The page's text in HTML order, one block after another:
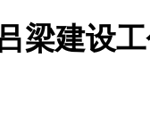
梁建设